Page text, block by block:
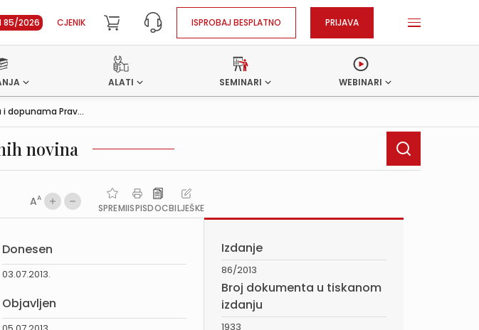
85/2026 CJENIK ISPROBAJ BESPLATNO PRIJAVA
ALATI SEMINARI WEBINARI
dopunama Prav...
novina
AA
SPREMIISPISDOCBILJEŠKE
Donesen
03.07.2013.
Objavljen
Izdanje
86/2013
Broj dokumenta u tiskanom
izdanju
1933